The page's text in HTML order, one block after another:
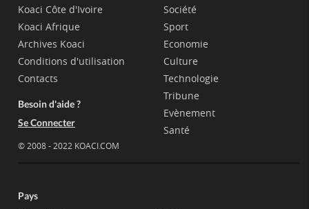
Koaci Côte d'Ivoire
Koaci Afrique
Archives Koaci
Conditions d'utilisation
Contacts
Besoin d'aide ?
Se Connecter
© 2008 - 2022 KOACI.COM
Société
Sport
Economie
Culture
Technologie
Tribune
Evènement
Santé
Pays